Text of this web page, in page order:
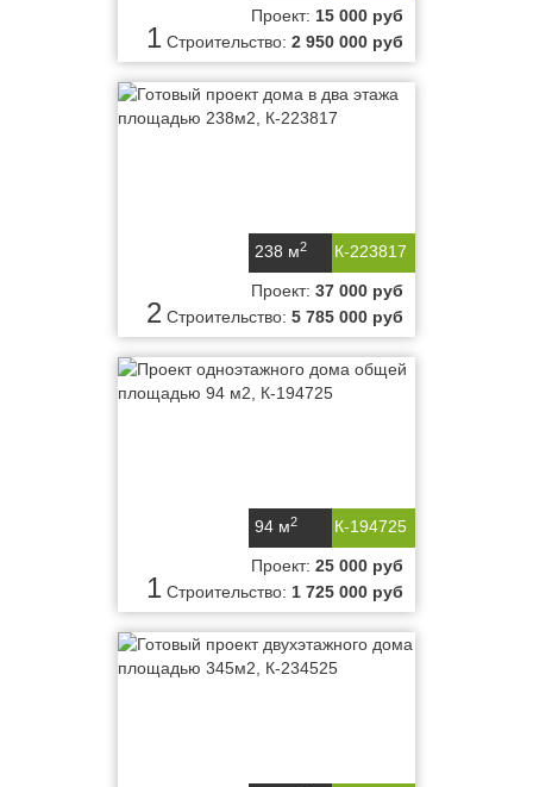
1
Проект: 15 000 руб
Строительство: 2 950 000 руб
К-223817
238 м2
2
Проект: 37 000 руб
Строительство: 5 785 000 руб
К-194725
94 м2
1
Проект: 25 000 руб
Строительство: 1 725 000 руб